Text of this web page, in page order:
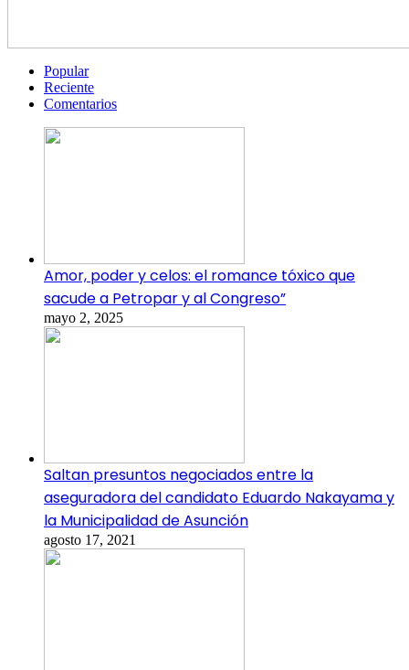
Popular
Reciente
Comentarios
Amor, poder y celos: el romance tóxico que
sacude a Petropar y al Congreso”
mayo 2, 2025
Saltan presuntos negociados entre la
aseguradora del candidato Eduardo Nakayama y
la Municipalidad de Asunción
agosto 17, 2021